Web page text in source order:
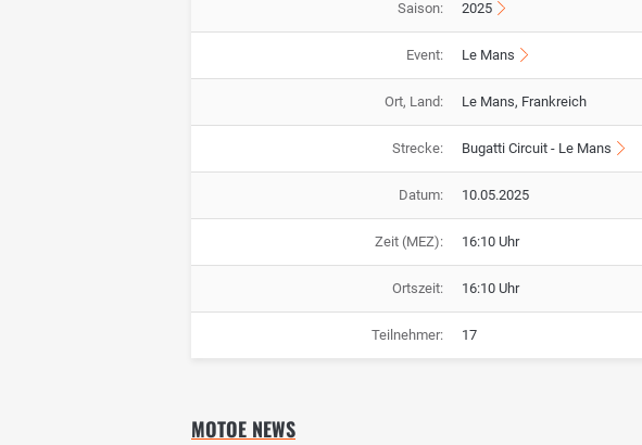
Saison: 2025
Event: Le Mans
Ort, Land: Le Mans, Frankreich
Strecke: Bugatti Circuit - Le Mans
Datum: 10.05.2025
Zeit (MEZ): 16:10 Uhr
Ortszeit: 16:10 Uhr
Teilnehmer: 17
MOTOE NEWS